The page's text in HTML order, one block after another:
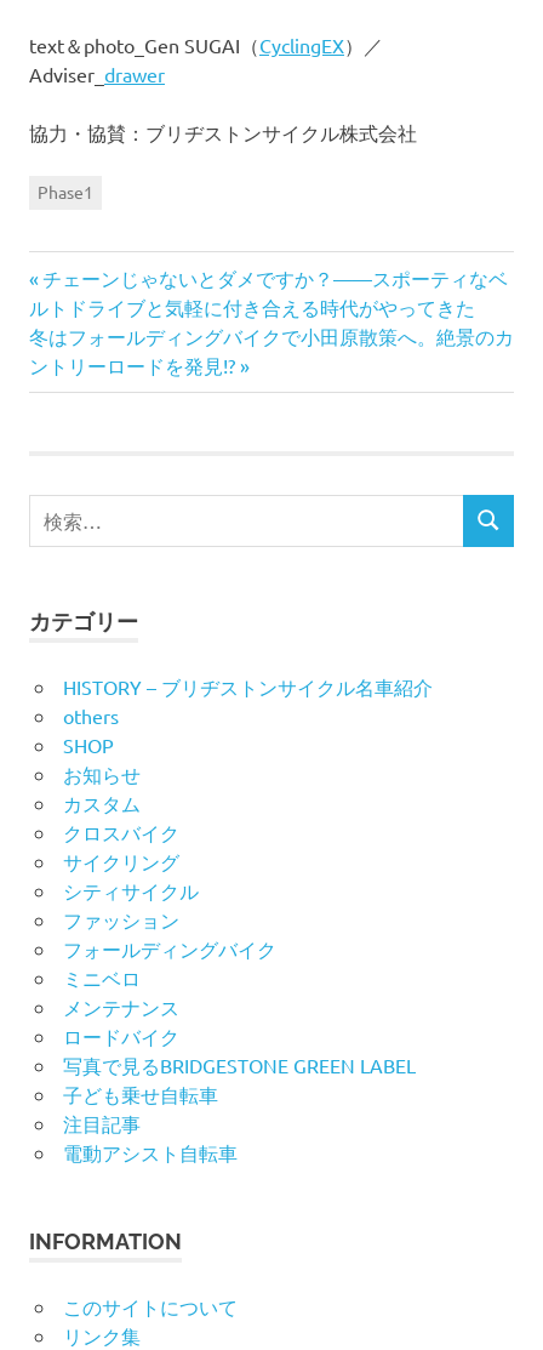
text＆photo_Gen SUGAI（CyclingEX）／
Adviser_ drawer
協力・協賛：ブリヂストンサイクル株式会社
Phase1
投
稿
ナ
ゲ
ー
ョ
ン
前
の
記
事:
チェーンじゃないとダメですか？——スポーティなベ
ルトドライブと気軽に付き合える時代がやってきた
次
の
記
冬はフォールディングバイクで小田原散策へ。絶景のカ
ントリーロードを発見!?
検
索
検
カテゴリー
HISTORY – ブリヂストンサイクル名車紹介
others
SHOP
お知らせ
カスタム
クロスバイク
サイクリング
シティサイクル
ファッション
フォールディングバイク
ミニベロ
メンテナンス
ロードバイク
写真で見るBRIDGESTONE GREEN LABEL
子ども乗せ自転車
注目記事
電動アシスト自転車
INFORMATION
このサイトについて
リンク集